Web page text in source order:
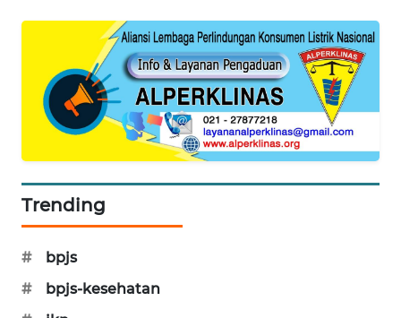
Trending
#
bpjs
#
bpjs-kesehatan
LPKKI
KOPEKLIN
KONSUMEN